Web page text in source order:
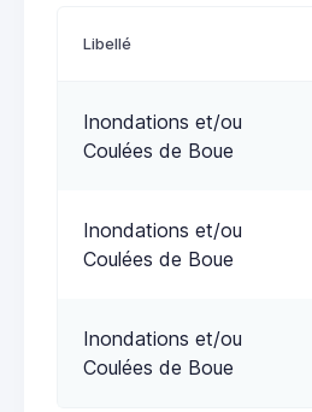
Libellé
Inondations et/ou
Coulées de Boue
Inondations et/ou
Coulées de Boue
Inondations et/ou
Coulées de Boue